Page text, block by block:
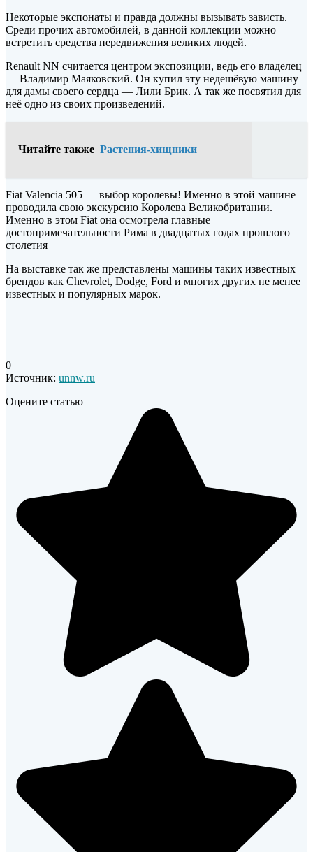
Некоторые экспонаты и правда должны вызывать зависть.
Среди прочих автомобилей, в данной коллекции можно
встретить средства передвижения великих людей.
Renault NN считается центром экспозиции, ведь его владелец
— Владимир Маяковский. Он купил эту недешёвую машину
для дамы своего сердца — Лили Брик. А так же посвятил для
неё одно из своих произведений.
Читайте также Растения-хищники
Fiat Valencia 505 — выбор королевы! Именно в этой машине
проводила свою экскурсию Королева Великобритании.
Именно в этом Fiat она осмотрела главные
достопримечательности Рима в двадцатых годах прошлого
столетия
На выставке так же представлены машины таких известных
брендов как Chevrolet, Dodge, Ford и многих других не менее
известных и популярных марок.
0
Источник: unnw.ru
Оцените статью